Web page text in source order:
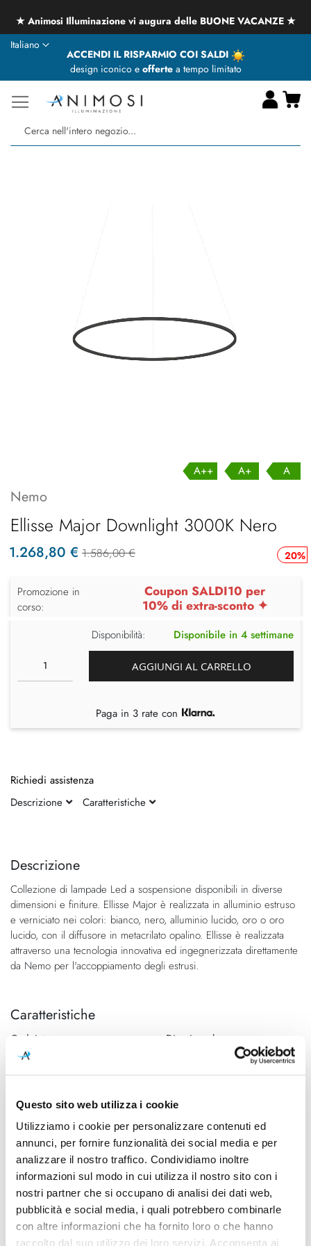
Questo sito web utilizza i cookie
Utilizziamo i cookie per personalizzare contenuti ed
annunci, per fornire funzionalità dei social media e per
analizzare il nostro traffico. Condividiamo inoltre
informazioni sul modo in cui utilizza il nostro sito con i
nostri partner che si occupano di analisi dei dati web,
pubblicità e social media, i quali potrebbero combinarle
con altre informazioni che ha fornito loro o che hanno
raccolto dal suo utilizzo dei loro servizi. Acconsenta ai
★ Animosi Illuminazione vi augura delle BUONE VACANZE ★
ACCENDI IL RISPARMIO COI SALDI
design iconico e offertea tempo limitato
Lingua
Italiano
fine
galleria
di
immagini
della
di
immagini
Descrizione
Collezione di lampade Led a sospensione disponibili in diverse
dimensioni e finiture. Ellisse Major è realizzata in alluminio estruso
e verniciato nei colori: bianco, nero, alluminio lucido, oro o oro
lucido, con il diffusore in metacrilato opalino. Ellisse è realizzata
attraverso una tecnologia innovativa ed ingegnerizzata direttamente
da Nemo per l'accoppiamento degli estrusi.
Caratteristiche
Cod.Art.
ELP LNW 54
Direzione luce
Federico Palazzari
3000K
Dimensioni
1350mm x 700mm - H Max
2500mm
Sorgente luminosa
Led
Potenza e attacco
78W - 3000K - 7800Lm
Lampadina
Integrata
Dimmerazione
Classe energetica
A++ A+ A
Nemo
Ellisse Major Downlight 3000K Nero
20%
1.268,80 € 1.586,00 €
Promozione in
corso:
Coupon SALDI10 per
10% di extra-sconto ✦
Disponibilità: Disponibile in 4 settimane
AGGIUNGI AL CARRELLO
Paga in 3 rate con
Richiedi assistenza
Descrizione
Caratteristiche